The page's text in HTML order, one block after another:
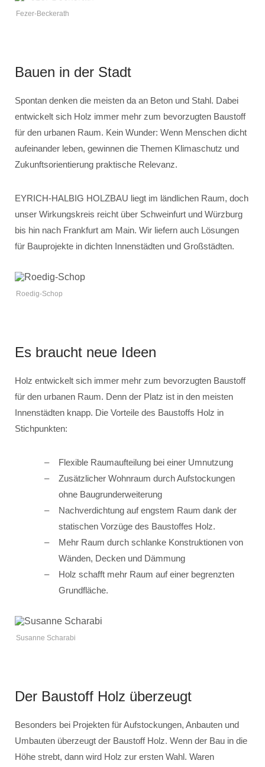
Fezer-Beckerath
Bauen in der Stadt
Spontan denken die meisten da an Beton und Stahl. Dabei
entwickelt sich Holz immer mehr zum bevorzugten Baustoff
für den urbanen Raum. Kein Wunder: Wenn Menschen dicht
aufeinander leben, gewinnen die Themen Klimaschutz und
Zukunftsorientierung praktische Relevanz.
EYRICH-HALBIG HOLZBAU liegt im ländlichen Raum, doch
unser Wirkungskreis reicht über Schweinfurt und Würzburg
bis hin nach Frankfurt am Main. Wir liefern auch Lösungen
für Bauprojekte in dichten Innenstädten und Großstädten.
Roedig-Schop
Es braucht neue Ideen
Holz entwickelt sich immer mehr zum bevorzugten Baustoff
für den urbanen Raum. Denn der Platz ist in den meisten
Innenstädten knapp. Die Vorteile des Baustoffs Holz in
Stichpunkten:
Flexible Raumaufteilung bei einer Umnutzung
Zusätzlicher Wohnraum durch Aufstockungen
ohne Baugrunderweiterung
Nachverdichtung auf engstem Raum dank der
statischen Vorzüge des Baustoffes Holz.
Mehr Raum durch schlanke Konstruktionen von
Wänden, Decken und Dämmung
Holz schafft mehr Raum auf einer begrenzten
Grundfläche.
Susanne Scharabi
Der Baustoff Holz überzeugt
Besonders bei Projekten für Aufstockungen, Anbauten und
Umbauten überzeugt der Baustoff Holz. Wenn der Bau in die
Höhe strebt, dann wird Holz zur ersten Wahl. Waren